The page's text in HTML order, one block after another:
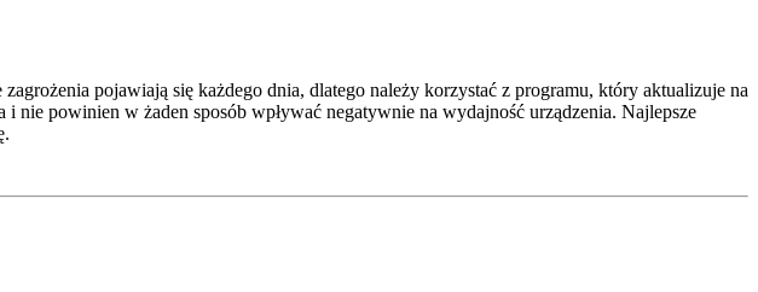
zagrożenia pojawiają się każdego dnia, dlatego należy korzystać z programu, który aktualizuje na
powinien w żaden sposób wpływać negatywnie na wydajność urządzenia. Najlepsze